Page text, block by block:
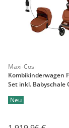
Maxi-Cosi
Kombikinderwagen Fame
Set inkl. Babyschale
Slide Pro
Neu